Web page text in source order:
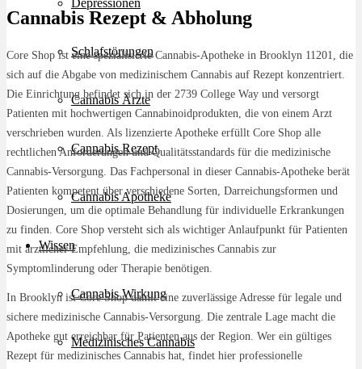
Depressionen
Schlafstörungen
Cannabis Ärzte
Cannabis Rezept
Cannabis Apotheke
Wissen
Cannabis Wirkung
Medizinisches Cannabis
Cannabis Rezept & Abholung
Core Shop ist eine spezialisierte Cannabis-Apotheke in Brooklyn 11201, die
sich auf die Abgabe von medizinischem Cannabis auf Rezept konzentriert.
Die Einrichtung befindet sich in der 2739 College Way und versorgt
Patienten mit hochwertigen Cannabinoidprodukten, die von einem Arzt
verschrieben wurden. Als lizenzierte Apotheke erfüllt Core Shop alle
rechtlichen Anforderungen und Qualitätsstandards für die medizinische
Cannabis-Versorgung. Das Fachpersonal in dieser Cannabis-Apotheke berät
Patienten kompetent über verschiedene Sorten, Darreichungsformen und
Dosierungen, um die optimale Behandlung für individuelle Erkrankungen
zu finden. Core Shop versteht sich als wichtiger Anlaufpunkt für Patienten
mit ärztlicher Empfehlung, die medizinisches Cannabis zur
Symptomlinderung oder Therapie benötigen.
In Brooklyn ist Core Shop damit eine zuverlässige Adresse für legale und
sichere medizinische Cannabis-Versorgung. Die zentrale Lage macht die
Apotheke gut erreichbar für Patienten aus der Region. Wer ein gültiges
Rezept für medizinisches Cannabis hat, findet hier professionelle